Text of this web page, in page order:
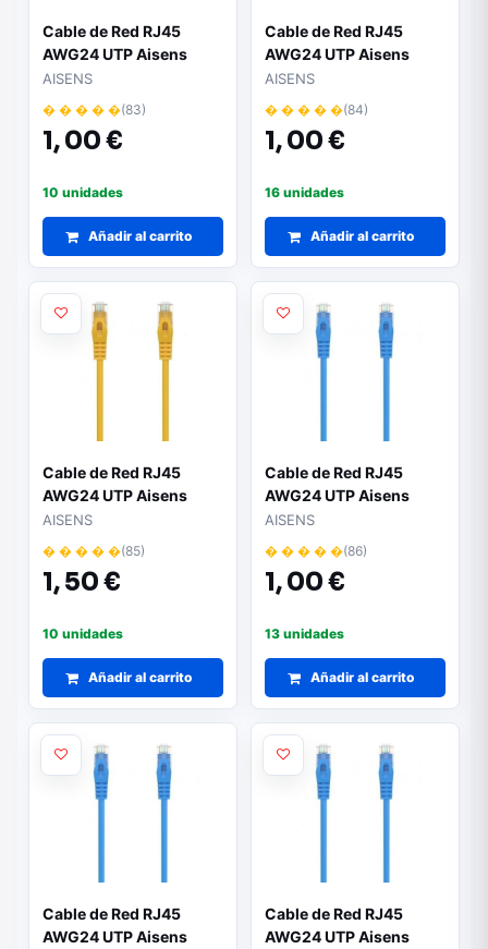
Cable de Red RJ45
AWG24 UTP Aisens
A145-0564 Cat.6A/
LSZH/ 30cm/ Amarillo
AISENS
� � � � �(83)
1,00 €
10 unidades
Añadir al carrito
Cable de Red RJ45
AWG24 UTP Aisens
A145-0565 Cat.6A/
LSZH/ 50cm/ Amarillo
AISENS
� � � � �(84)
1,00 €
16 unidades
Añadir al carrito
Cable de Red RJ45
AWG24 UTP Aisens
A145-0566 Cat.6A/
LSZH/ 1m/ Amarillo
AISENS
� � � � �(85)
1,50 €
10 unidades
Añadir al carrito
Cable de Red RJ45
AWG24 UTP Aisens
A145-0570 Cat.6A/
LSZH/ 25cm/ Azul
AISENS
� � � � �(86)
1,00 €
13 unidades
Añadir al carrito
Cable de Red RJ45
AWG24 UTP Aisens
Cable de Red RJ45
AWG24 UTP Aisens